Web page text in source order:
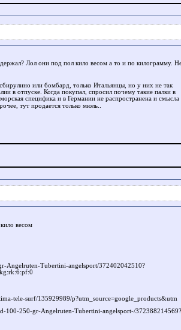
Лол они под пол кило весом а то и по килограмму.
или бомбард, только Итальянцы, но у них не так
в отпуске. Когда покупал, спросил почему такие палки в
специфика и в Германии не распространена и смысла
тут продается только мюль..
весом
Angelruten-Tubertini-angelsport/372402042510?
tele-surf/135929989/p?utm_source=google_products&utm
100-250-gr-Angelruten-Tubertini-angelsport-/372388214569?